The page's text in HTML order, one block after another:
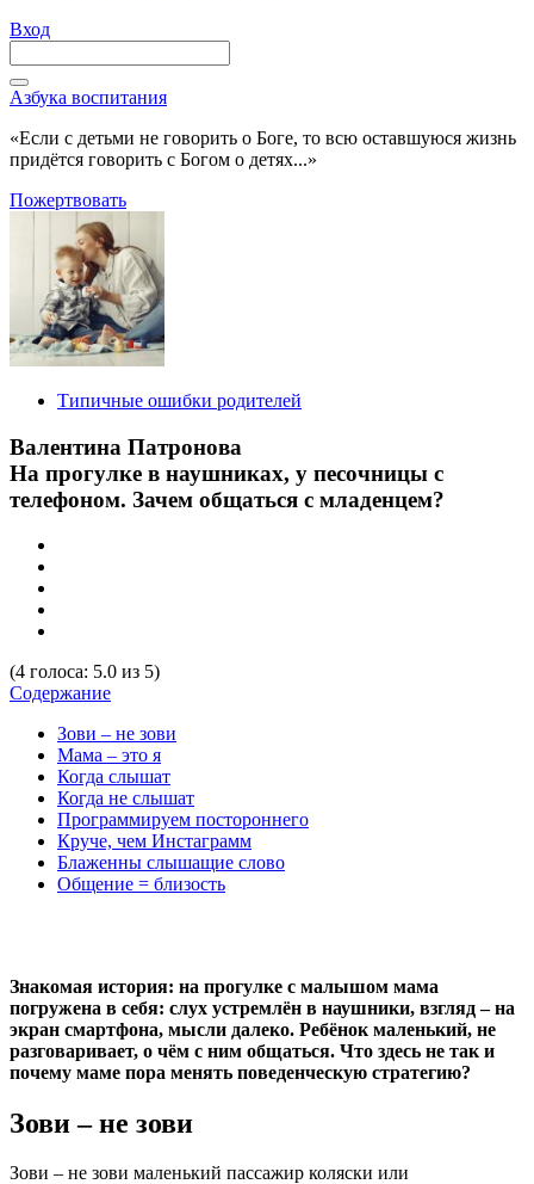
Вход
Азбука воспитания
«Если с детьми не говорить о Боге, то всю оставшуюся жизнь
придётся говорить с Богом о детях...»
Пожертвовать
Типичные ошибки родителей
Валентина Патронова
На прогулке в наушниках, у песочницы с
телефоном. Зачем общаться с младенцем?
(4 голоса: 5.0 из 5)
Содержание
Зови – не зови
Мама – это я
Когда слышат
Когда не слышат
Программируем постороннего
Круче, чем Инстаграмм
Блаженны слышащие слово
Общение = близость
Знакомая история: на прогулке с малышом мама
погружена в себя: слух устремлён в наушники, взгляд – на
экран смартфона, мысли далеко. Ребёнок маленький, не
разговаривает, о чём с ним общаться. Что здесь не так и
почему маме пора менять поведенческую стратегию?
Зови – не зови
Зови – не зови маленький пассажир коляски или